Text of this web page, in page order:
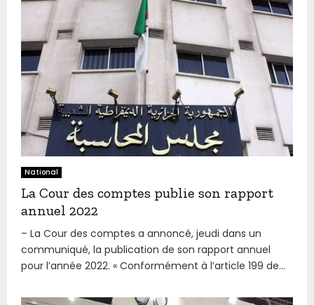
National
La Cour des comptes publie son rapport
annuel 2022
– La Cour des comptes a annoncé, jeudi dans un
communiqué, la publication de son rapport annuel
pour l’année 2022. « Conformément à l’article 199 de...